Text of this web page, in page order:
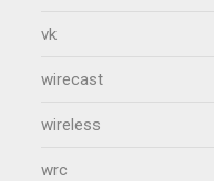
vk
wirecast
wireless
wrc